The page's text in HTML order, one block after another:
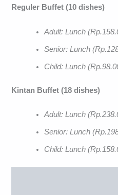
Reguler Buffet (10 dishes)
Adult: Lunch
Senior: Lunch
Child: Lunch
Kintan Buffet (18 dishes)
Adult: Lunch
Senior: Lunch
Child: Lunch